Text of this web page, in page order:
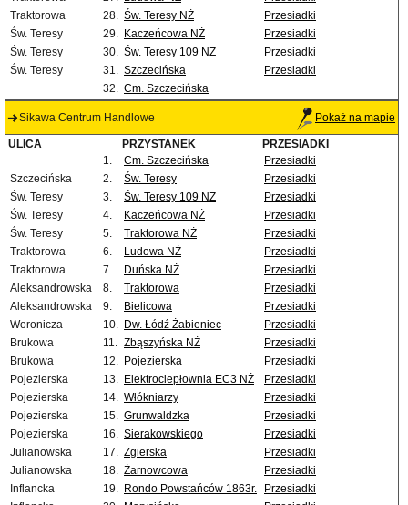
Traktorowa
28. Św. Teresy NŻ
Przesiadki
Św. Teresy
29. Kaczeńcowa NŻ
Przesiadki
Św. Teresy
30. Św. Teresy 109 NŻ
Przesiadki
Św. Teresy
31. Szczecińska
Przesiadki
32. Cm. Szczecińska
Sikawa Centrum Handlowe Pokaż na mapie
ULICA PRZYSTANEK
PRZESIADKI
1.
Cm. Szczecińska
Przesiadki
Szczecińska
2. Św. Teresy
Przesiadki
Św. Teresy
3. Św. Teresy 109 NŻ
Przesiadki
Św. Teresy
4. Kaczeńcowa NŻ
Przesiadki
Św. Teresy
5. Traktorowa NŻ
Przesiadki
Traktorowa
6. Ludowa NŻ
Przesiadki
Traktorowa
7. Duńska NŻ
Przesiadki
Aleksandrowska
8. Traktorowa
Przesiadki
Aleksandrowska
9. Bielicowa
Przesiadki
Woronicza
10. Dw. Łódź Żabieniec
Przesiadki
Brukowa
11. Zbąszyńska NŻ
Przesiadki
Brukowa
12. Pojezierska
Przesiadki
Pojezierska
13. Elektrociepłownia EC3 NŻ
Przesiadki
Pojezierska
14. Włókniarzy
Przesiadki
Pojezierska
15. Grunwaldzka
Przesiadki
Pojezierska
16. Sierakowskiego
Przesiadki
Julianowska
17. Zgierska
Przesiadki
Julianowska
18. Żarnowcowa
Przesiadki
Inflancka
19. Rondo Powstańców 1863r.
Przesiadki